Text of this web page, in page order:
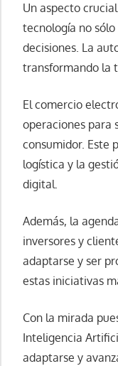
Un aspecto
tecnología no
decisiones. La
transformando la
El comercio
operaciones para
consumidor. Este
logística y la
digital.
Además, la
inversores y
adaptarse y ser
estas iniciativas
Con la mirada
Inteligencia
adaptarse y